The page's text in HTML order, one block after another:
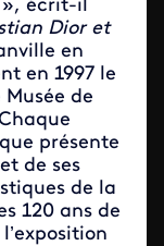
», écrit-il
Dior et
en
en 1997 le
de
présente
de ses
de la
120 ans de